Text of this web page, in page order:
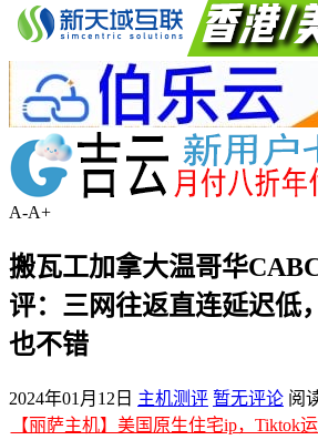
A-A+
搬瓦工加拿大温哥华
评：三网往返直连延迟低
也不错
2024年01月12日 主机测评 暂无评论 阅
【丽萨主机】美国原生住宅ip，Tiktok